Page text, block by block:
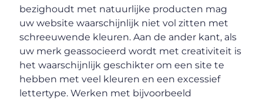
bezighoudt met natuurlijke producten mag
uw website waarschijnlijk niet vol zitten met
schreeuwende kleuren. Aan de ander kant, als
uw merk geassocieerd wordt met creativiteit is
het waarschijnlijk geschikter om een site te
hebben met veel kleuren en een excessief
lettertype. Werken met bijvoorbeeld